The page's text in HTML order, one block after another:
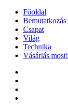
Főoldal
Bemutatkozás
Csapat
Világ
Technika
Vásárlás most!